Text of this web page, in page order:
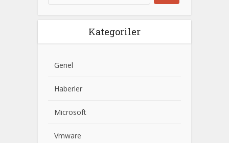
Kategoriler
Genel
Haberler
Microsoft
Vmware